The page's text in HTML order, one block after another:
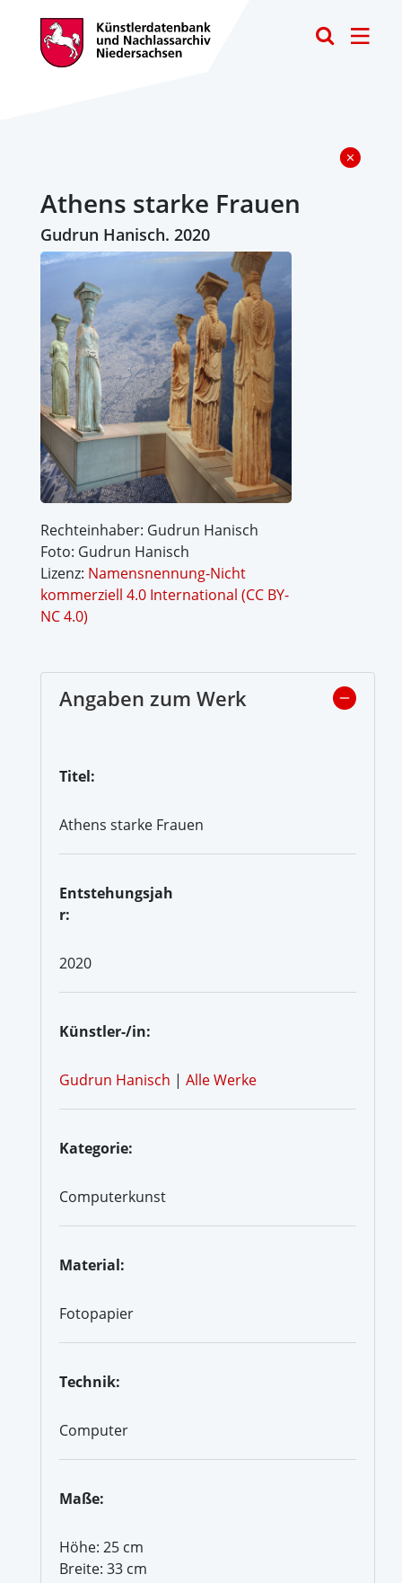
Athens starke Frauen
Gudrun Hanisch. 2020
Rechteinhaber: Gudrun Hanisch
Foto: Gudrun Hanisch
Lizenz: Namensnennung-Nicht
kommerziell 4.0 International (CC BY-
NC 4.0)
Angaben zum Werk
Titel:
Athens starke Frauen
Entstehungsjah
r:
2020
Künstler-/in:
Gudrun Hanisch | Alle Werke
Kategorie:
Computerkunst
Material:
Fotopapier
Technik:
Computer
Maße:
Höhe: 25 cm
Breite: 33 cm